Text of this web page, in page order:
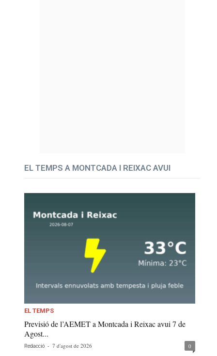
EL TEMPS A MONTCADA I REIXAC AVUI
EL TEMPS
Previsió de l’AEMET a Montcada i Reixac avui 7 de
Agost...
Redacció - 7 d'agost de 2026 0